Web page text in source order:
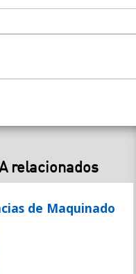
relacionados
de Maquinado